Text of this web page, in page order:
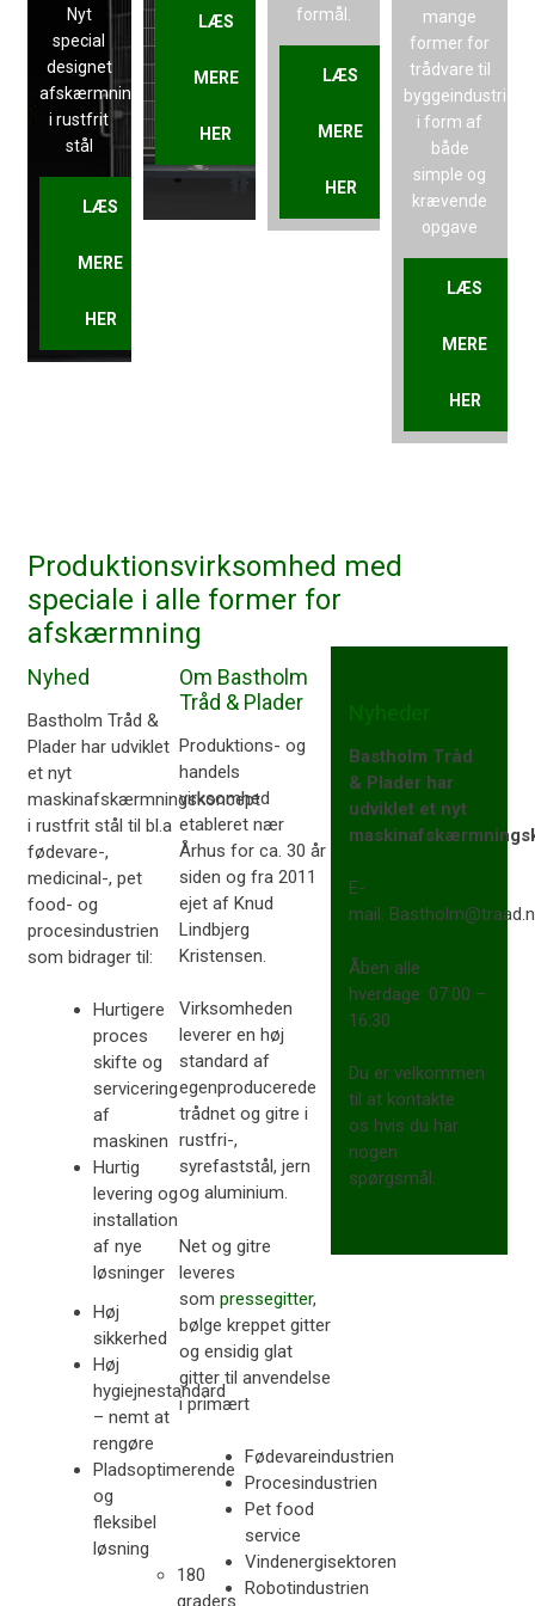
Nyt
special
designet
afskærmningskoncept
i rustfrit
stål
LÆS
MERE
HER
LÆS
MERE
HER
formål.
LÆS
MERE
HER
mange
former for
trådvare til
byggeindustrien
i form af
både
simple og
krævende
opgave
LÆS
MERE
HER
Produktionsvirksomhed med
speciale i alle former for
afskærmning
Nyhed
​Bastholm Tråd &
Plader har udviklet
et nyt
maskinafskærmningskoncept
i rustfrit stål til bl.a
fødevare-,
medicinal-, pet
food- og
procesindustrien
som bidrager til:​
Hurtigere
proces
skifte og
servicering
af
maskinen
Hurtig
levering og
installation
af nye
løsninger
Høj
sikkerhed
Høj
hygiejnestandard
– nemt at
rengøre
Pladsoptimerende
og
fleksibel
løsning
180
graders
Om Bastholm
Tråd & Plader
​Produktions- og
handels
virksomhed
etableret nær
Århus for ca. 30 år
siden og fra 2011
ejet af Knud
Lindbjerg
Kristensen.​
Virksomheden
leverer en høj
standard af
egenproducerede
trådnet og gitre i
rustfri-,
syrefaststål, jern
og aluminium.
Net og gitre
leveres
sompressegitter,
bølge kreppet gitter
og ensidig glat
gitter til anvendelse
i primært​
Fødevareindustrien
Procesindustrien
Pet food
service
Vindenergisektoren
Robotindustrien
Nyheder
Bastholm Tråd
& Plader har
udviklet et nyt
E-
mail:
​Åben alle
hverdage: 07:00 –
16:30​
Du er velkommen
til at kontakte
os hvis du har
nogen
spørgsmål.